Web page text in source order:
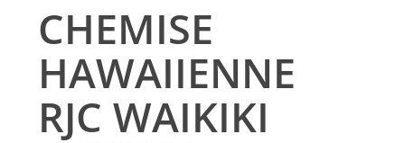
CHEMISE
HAWAIIENNE
RJC WAIKIKI